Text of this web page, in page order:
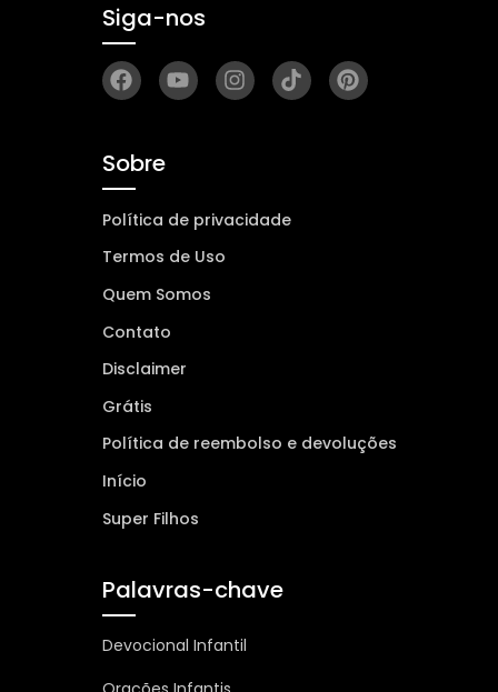
Siga-nos
Sobre
Política de privacidade
Termos de Uso
Quem Somos
Contato
Disclaimer
Grátis
Política de reembolso e devoluções
Início
Super Filhos
Palavras-chave
Devocional Infantil